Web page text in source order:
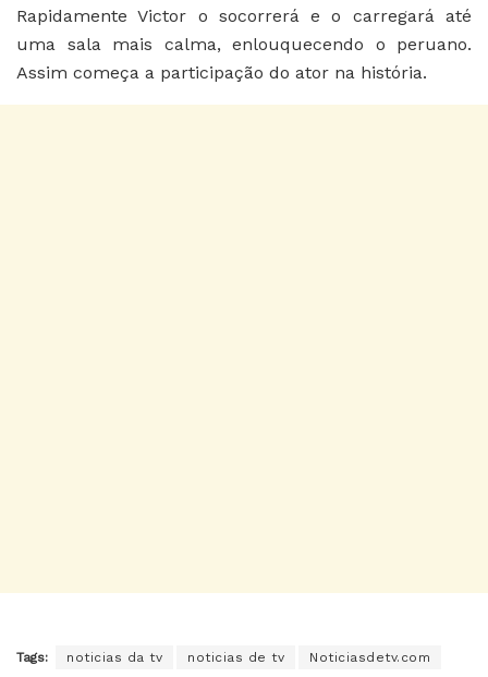
Rapidamente Victor o socorrerá e o carregará até
uma sala mais calma, enlouquecendo o peruano.
Assim começa a participação do ator na história.
Tags: noticias da tv noticias de tv Noticiasdetv.com